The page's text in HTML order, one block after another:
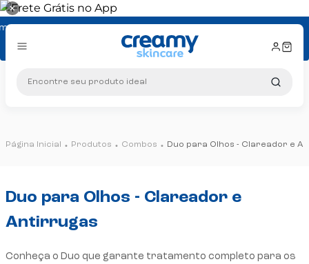
×
Cupom PRIMEIRA10
Encontre seu produto ideal
Produtos Combos Duo para Olhos - Clareador e
Duo para Olhos - Clareador e
Antirrugas
Conheça o Duo que garante tratamento completo para os